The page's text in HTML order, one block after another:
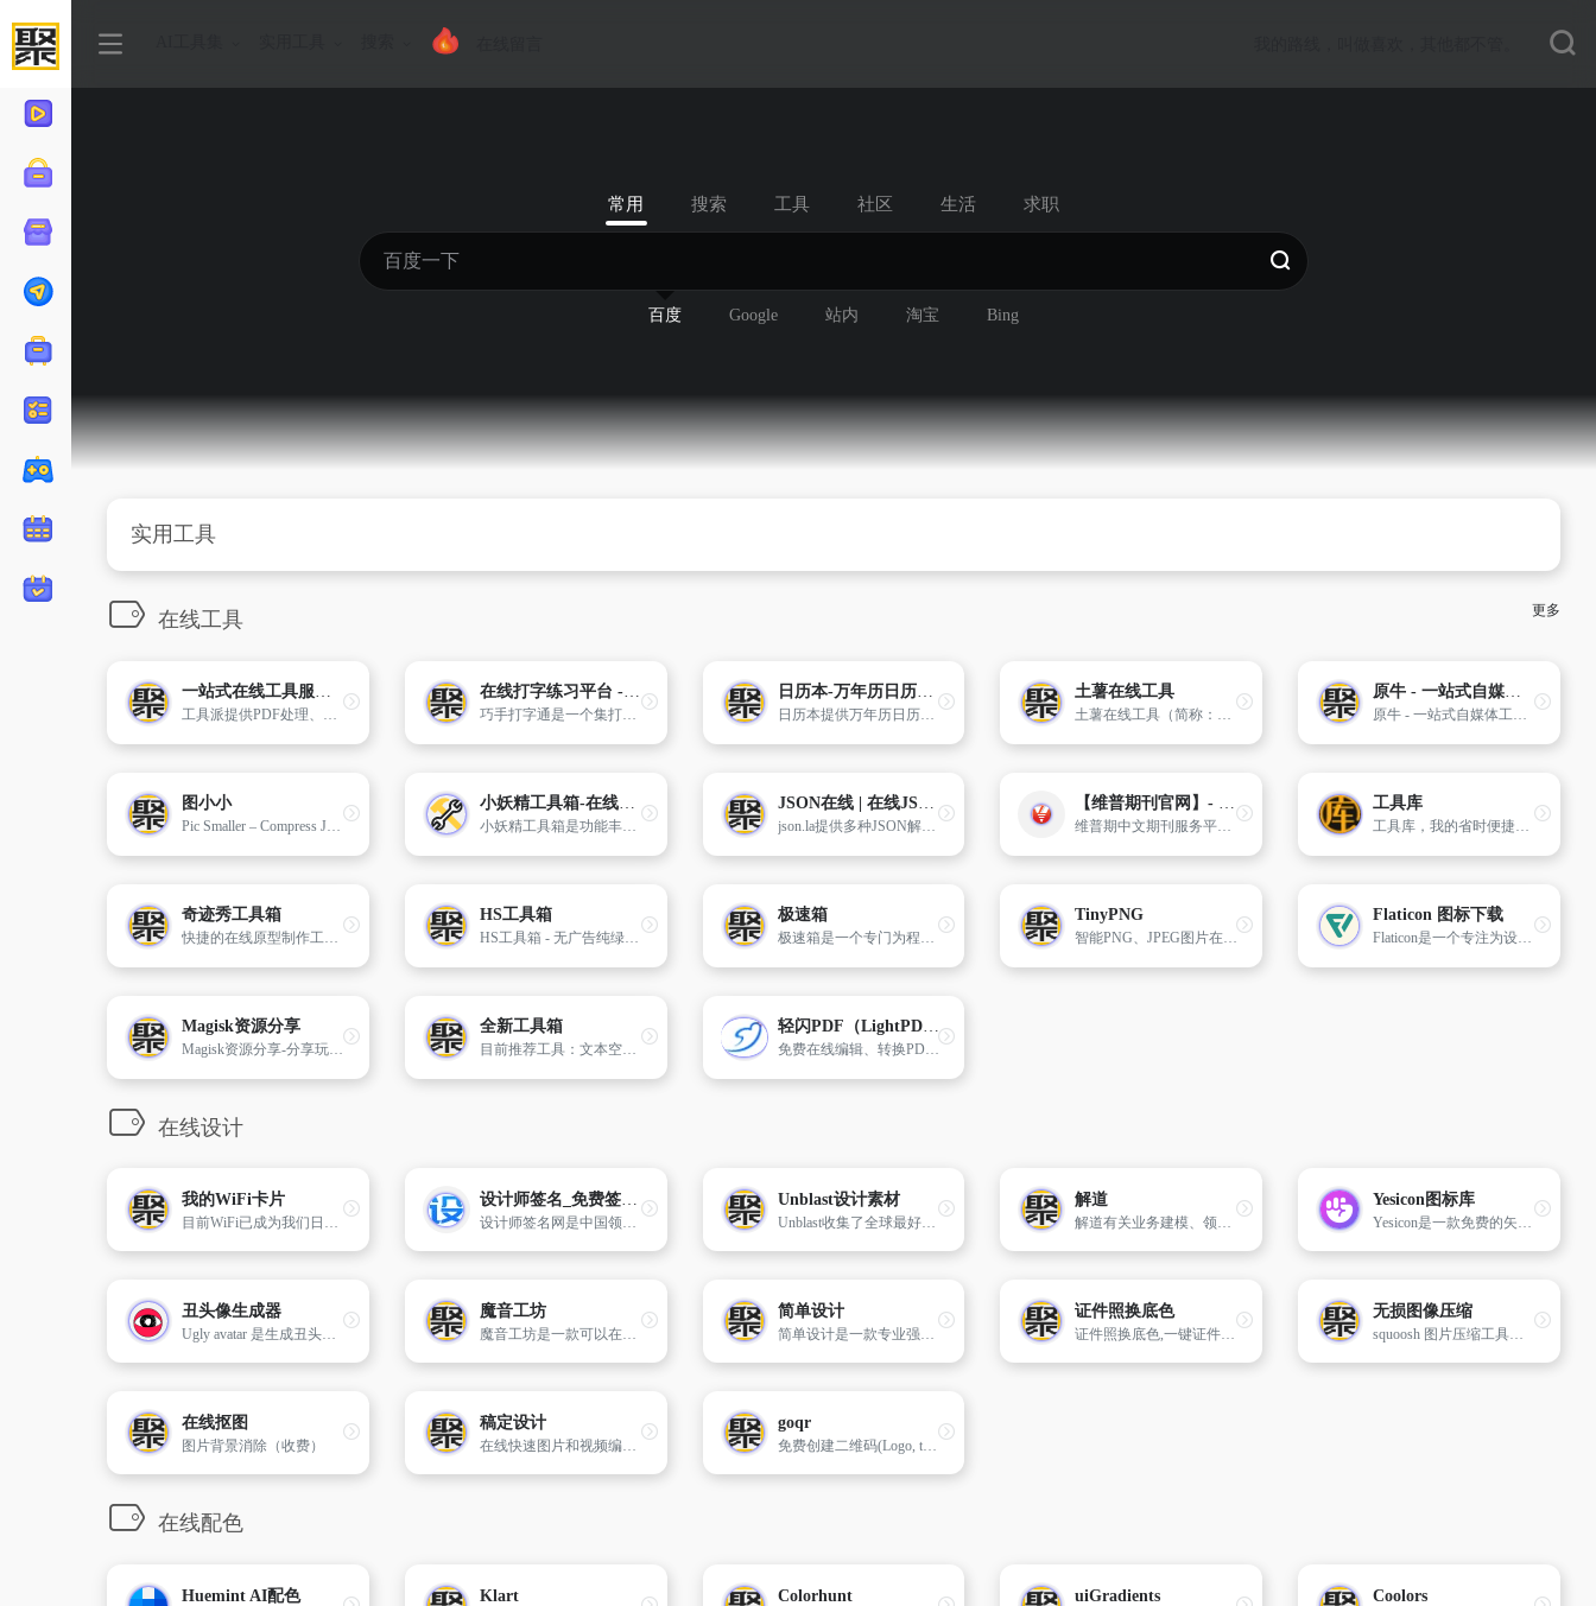
常用 搜索 工具 社区 生活 求职
百度 Google 站内 淘宝 Bing
实用工具
在线工具 更多
一站式在线工具服务平台 - 工具派
工具派提供PDF处理、图片编辑、音视频转换、开发工具等40+在线工具，以及工资计算、专注计时、内容阅读等高频功能。
在线打字练习平台 - 巧手打字通
巧手打字通是一个集打字练习、打字速度测试、打字教学、打字游戏娱乐于一体的综合性打字学习训练平台。支持中文打字练习、英文打字训练、拼音打字课程、双拼及五笔打字教程，能够快速提升您的打字速度和准确性,能够满足各种水平的用户。
日历本-万年历日历查询-年日历,年老黄历查询,年黄道吉日
日历本提供万年历日历最新最全的年黄历日历免费在线查询,包括年黄道吉日、财神喜神福神贵神方位、宜忌、吉时、冲煞、吉神凶煞、地支关系、纳音、干支、十二神、值日、胎神、彭祖百忌、空亡、建除十二神等黄历信息，订婚吉日、结婚吉日、开业吉日、搬家吉日、装修吉日、乔迁吉日查询。
土薯在线工具
土薯在线工具（简称：土薯工具）提供超100款免费在线工具，包括图片编辑、格式转换、AI助手、开发工具等。无需下载，即开即用，一站式满足您的各类工具需求。
原牛 - 一站式自媒体工具平台
原牛 - 一站式自媒体工具平台，提供网盘资源搜索、短视频去水印、语音转文字、字幕翻译等功能。支持百度网盘、阿里云盘、天翼云盘等多种网盘平台资源搜索，以及抖音、快手、小红书等平台的视频去水印下载，AI语音识别服务
图小小
Pic Smaller – Compress JPEG, PNG, WEBP, AVIF, SVG and GIF images intelligently
小妖精工具箱-在线小工具
小妖精工具箱是功能丰富的在线工具集合平台
JSON在线 | 在线JSON校验格式化解析工具
json.la提供多种JSON解析工具,支持在线格式解析、数据解析、json转XML、json格式验证、JSON压缩转义、中文符号转英文符号、结果存储、多语言处理。轻松处理JSON数据,提升项目开发效率。
【维普期刊官网】- 中文期刊服务平台
维普期中文期刊服务平台，由维普资讯有限公司出品
工具库
工具库，我的省时便捷工具库，为您提供便民的工具，如站长工具、排版工具、生活工具、测试工具、学术类等，为您提供最高效的便利，节省宝贵的时间。
奇迹秀工具箱
快捷的在线原型制作工具,有Sketch版插件 Origami APP逻辑交互原型制作工具 Kite 新款强大的交互动画原型工具 版权所有
HS工具箱
HS工具箱 - 无广告纯绿色的在线万能工具箱，在线网页工具箱，代码在线处理的万能箱，网页在线小工具，在线计算器，在线个人所得税计算
极速箱
极速箱是一个专门为程序员设计的在线工具集成平台，旨在提供一系列能够显著提升编程效率的实用工具。
TinyPNG
智能PNG、JPEG图片在线压缩工具
Flaticon 图标下载
Flaticon是一个专注为设计师及开发者们提供的矢量图标素材资源下载网站。
Magisk资源分享
Magisk资源分享-分享玩机快乐! 这里有大量的各种模块可以下载哦!
全新工具箱
目前推荐工具：文本空行移除工具、Git 命令速查表、汉字转拼音、摩尔斯电码、SVG 波浪图生成器、IP 地址查询、随机密码生成器、MD5 加密...
轻闪PDF（LightPDF）
免费在线编辑、转换PDF文件，支持智能AI文档对话，提取文档中的重要信息
在线设计
我的WiFi卡片
目前WiFi已成为我们日常生活中不可或缺的一部分。生成可直接扫描连接的二维码
设计师签名_免费签名设计生成器_在线签名生成转换_艺术签名在线设计
设计师签名网是中国领先的艺术签名制作平台，免费签名生成转换器支持硬笔签、时尚签、立体签、行楷签等效果，集成草体签、瘦金签、板书签、童体签等功能智能实现在线签名设计，可生成png,svg,pdf格式，请牢记设计师签名 www.ssjjss.com
Unblast设计素材
Unblast收集了全球最好的设计资源，包含模型，字体，模板，图标，图形等。高质量的资源模版任你选择，网站上的Illustrator、Photoshop、Indesign、Fonts等设计源文件都可直接免费下载。
解道
解道有关业务建模、领域驱动设计、设计模式、面向对象程序设计、云计算架构、敏捷开发等方面探索、分享、交流和解惑授道。
Yesicon图标库
Yesicon是一款免费的矢量图标库，目前包含177个不同的图标集，总计超过230,000个图标。Yesicon提供的图标不仅数量庞大，还支持深度定制。
丑头像生成器
Ugly avatar 是生成丑头像的在线工具。
魔音工坊
魔音工坊是一款可以在线将文字转成语音的智能配音产品。提供不同性别、不同口音的真人声音，在你输入文字后直接配音。你可快速对短视频等需要配音的内容进行配音。是一款功能强大AI语音合成神器。
简单设计
简单设计是一款专业强大的在线设计工具，图片处理工具，包含海报设计、封面图片设计，LOGO设计、图片压缩、图片裁剪、图片格式转换等功能，是一款良心好用的设计神器
证件照换底色
证件照换底色,一键证件照换底色
无损图像压缩
squoosh 图片压缩工具，可压缩多种图片格式
在线抠图
图片背景消除（收费）
稿定设计
在线快速图片和视频编辑,不会PS也能搞定设计。
goqr
免费创建二维码(Logo, t恤，vCard, EPS)
在线配色
Huemint AI配色 Klart Colorhunt uiGradients Coolors